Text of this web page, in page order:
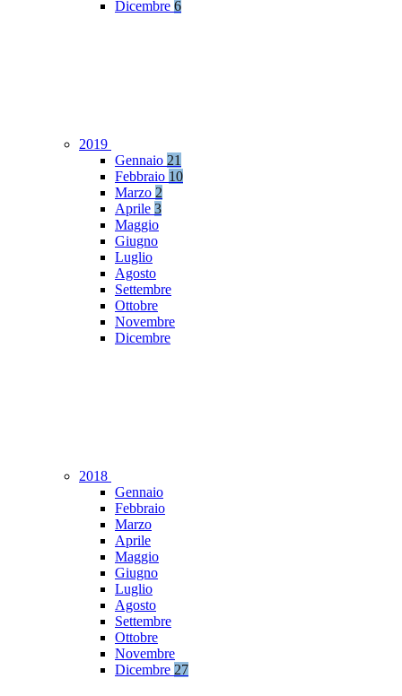
Dicembre 6
2019
Gennaio 21
Febbraio 10
Marzo 2
Aprile 3
Maggio
Giugno
Luglio
Agosto
Settembre
Ottobre
Novembre
Dicembre
2018
Gennaio
Febbraio
Marzo
Aprile
Maggio
Giugno
Luglio
Agosto
Settembre
Ottobre
Novembre
Dicembre 27